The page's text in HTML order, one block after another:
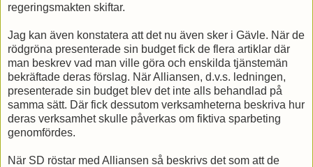
regeringsmakten skiftar.
Jag kan även konstatera att det nu även sker i Gävle. När de
rödgröna presenterade sin budget fick de flera artiklar där
man beskrev vad man ville göra och enskilda tjänstemän
bekräftade deras förslag. När Alliansen, d.v.s. ledningen,
presenterade sin budget blev det inte alls behandlad på
samma sätt. Där fick dessutom verksamheterna beskriva hur
deras verksamhet skulle påverkas om fiktiva sparbeting
genomfördes.
När SD röstar med Alliansen så beskrivs det som att de